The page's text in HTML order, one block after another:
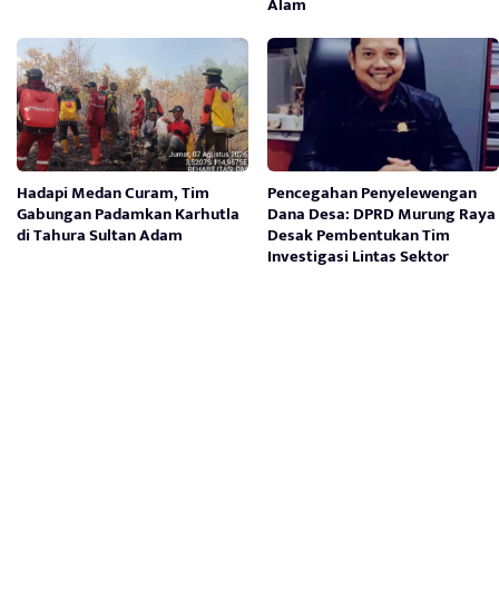
Hadapi Medan Curam, Tim
Gabungan Padamkan Karhutla
di Tahura Sultan Adam
Pencegahan Penyelewengan
Dana Desa: DPRD Murung Raya
Desak Pembentukan Tim
Investigasi Lintas Sektor